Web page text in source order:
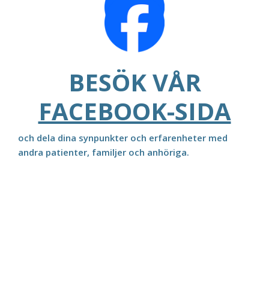
BESÖK VÅR
FACEBOOK-SIDA
och dela dina synpunkter och erfarenheter med
andra patienter, familjer och anhöriga.